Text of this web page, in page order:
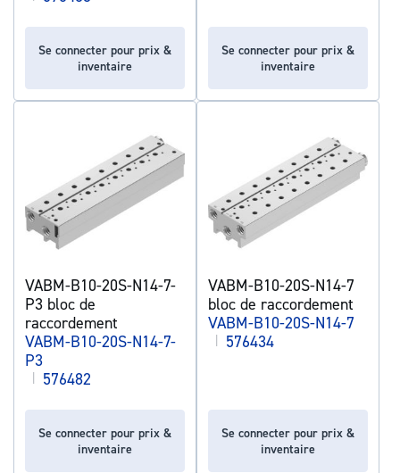
Se connecter pour prix &
inventaire
Se connecter pour prix &
inventaire
VABM-B10-20S-N14-7-
P3 bloc de
raccordement
VABM-B10-20S-N14-7-
P3
| 576482
Se connecter pour prix &
inventaire
VABM-B10-20S-N14-7
bloc de raccordement
VABM-B10-20S-N14-7
| 576434
Se connecter pour prix &
inventaire